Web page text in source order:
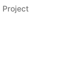
Project